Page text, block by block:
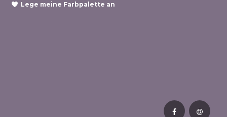
Lege meine Farbpalette an